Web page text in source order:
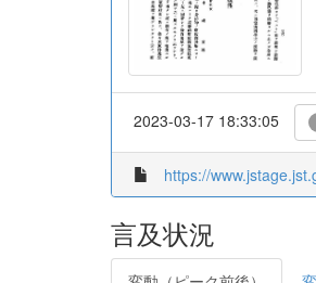
2023-03-17 18:33:05
https://
言及状況